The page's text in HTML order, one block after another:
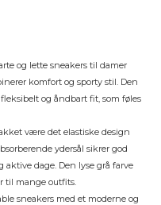
og lette sneakers til damer
komfort og sporty stil. Den
og åndbart fit, som føles
være det elastiske design
ydersål sikrer god
aktive dage. Den lyse grå farve
til mange outfits.
sneakers med et moderne og